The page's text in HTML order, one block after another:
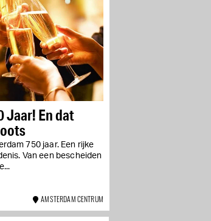
Jaar! En dat
750 jaar. Een rijke
Van een bescheiden
AMSTERDAM CENTRUM